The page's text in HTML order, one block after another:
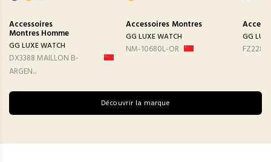
Accessoires
Montres Homme
GG LUXE WATCH
DX3388 MAILLON B-
ARGEN...
Accessoires Montres
GG LUXE WATCH
NM-10680L-OR
GG
FZ2282
Découvrir la marque